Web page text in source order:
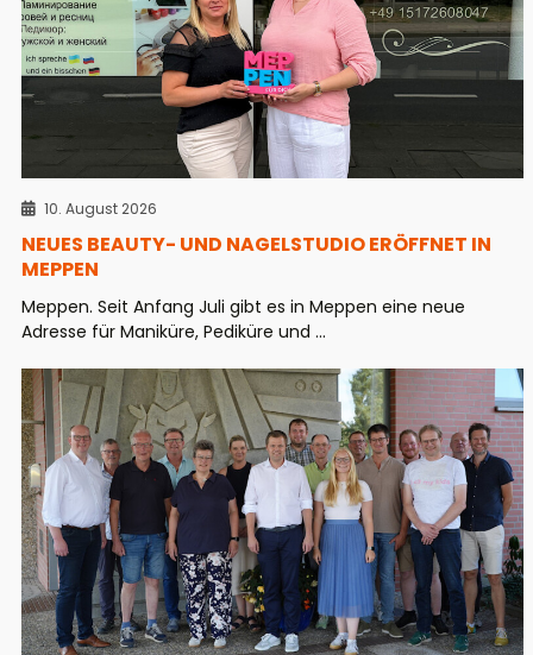
10. August 2026
NEUES BEAUTY- UND NAGELSTUDIO ERÖFFNET IN
MEPPEN
Meppen. Seit Anfang Juli gibt es in Meppen eine neue
Adresse für Maniküre, Pediküre und ...